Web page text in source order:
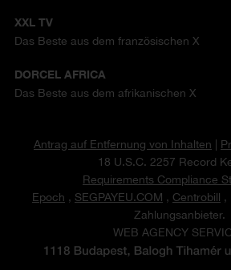
XXL TV
Das Beste aus dem französischen X
DORCEL AFRICA
Das Beste aus dem afrikanischen X
Antrag auf Entfernung von Inhalten
18 U.S.C. 2257 Record
Requirements Compliance
Epoch , SEGPAYEU.COM , Centrobill ,
Zahlungsanbieter.
WEB AGENCY